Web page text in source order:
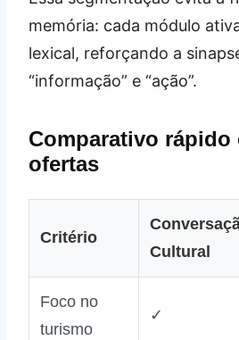
memória: cada módulo
lexical, reforçando a
“informação” e “ação”.
Comparativo rápido
ofertas
Critério
Cultural
Foco no
turismo
✓